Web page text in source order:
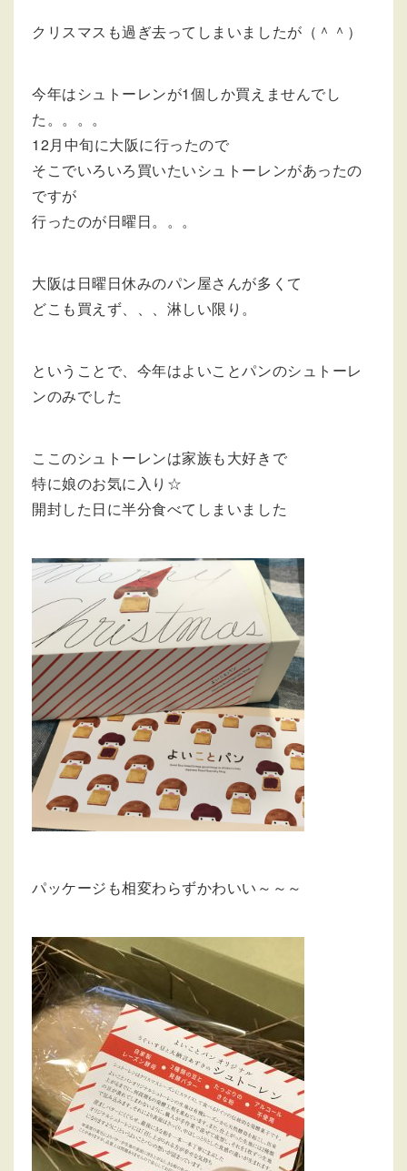
クリスマスも過ぎ去ってしまいましたが（＾＾）
今年はシュトーレンが1個しか買えませんでし
た。。。。
12月中旬に大阪に行ったので
そこでいろいろ買いたいシュトーレンがあったの
ですが
行ったのが日曜日。。。
大阪は日曜日休みのパン屋さんが多くて
どこも買えず、、、淋しい限り。
ということで、今年はよいことパンのシュトーレ
ンのみでした
ここのシュトーレンは家族も大好きで
特に娘のお気に入り☆
開封した日に半分食べてしまいました
パッケージも相変わらずかわいい～～～